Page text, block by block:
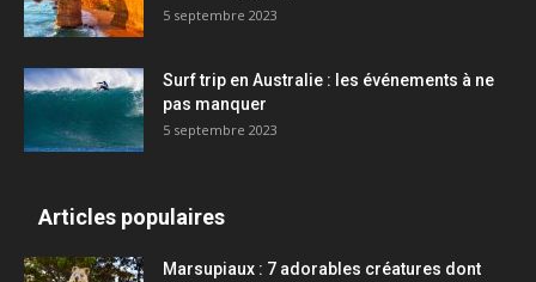
5 septembre 2023
Surf trip en Australie : les événements à ne
pas manquer
5 septembre 2023
Articles populaires
Marsupiaux : 7 adorables créatures dont